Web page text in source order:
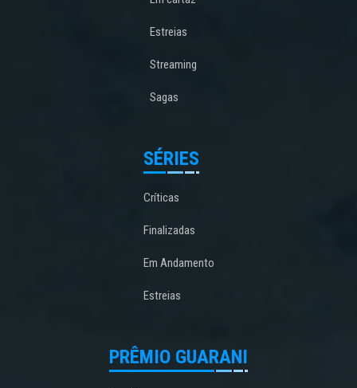
Estreias
Streaming
Sagas
SÉRIES
Críticas
Finalizadas
Em Andamento
Estreias
PRÊMIO GUARANI